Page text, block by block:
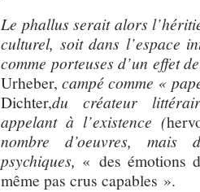
Le phallus serait alors
culturel, soit dans l’espace
comme porteuses d’un effet
Urheber,campé comme «
Dichter,du créateur
appelant à l’existence (
nombre d’oeuvres, mais
psychiques, « des émotions
même pas crus capables ».